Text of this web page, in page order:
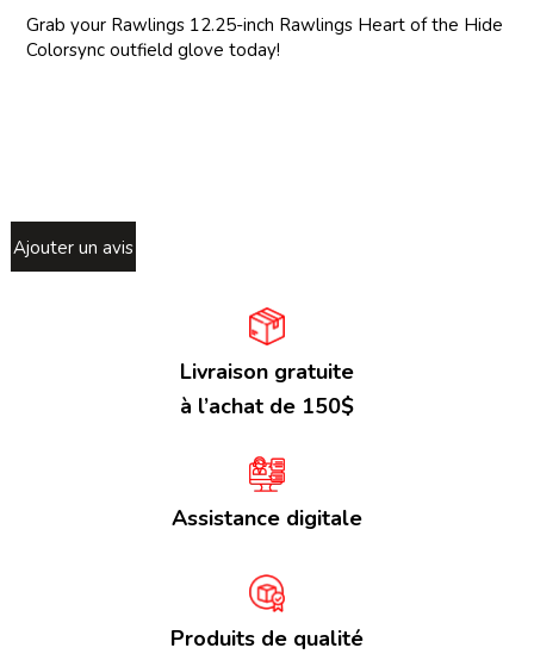
Grab your Rawlings 12.25-inch Rawlings Heart of the Hide
Colorsync outfield glove today!
Ajouter un avis
Livraison gratuite
à l’achat de 150$
Assistance digitale
Produits de qualité